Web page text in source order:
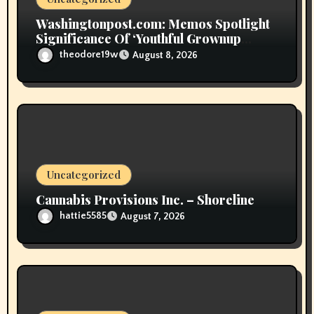
Washingtonpost.com: Memos Spotlight
Significance Of ‘Youthful Grownup
Smokers’
theodore19w August 8, 2026
Uncategorized
Cannabis Provisions Inc. – Shoreline
hattie5585 August 7, 2026